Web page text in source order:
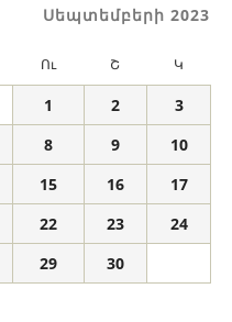
Սեպտեմբերի 2023
Ու Շ Կ
1 2
3
8 9
10
15 16
17
22 23
24
29
30